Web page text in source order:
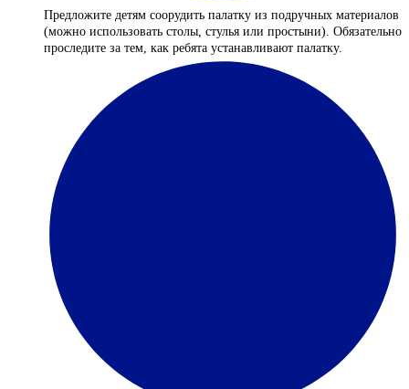
Предложите детям соорудить палатку из подручных материалов
(можно использовать столы, стулья или простыни). Обязательно
проследите за тем, как ребята устанавливают палатку.